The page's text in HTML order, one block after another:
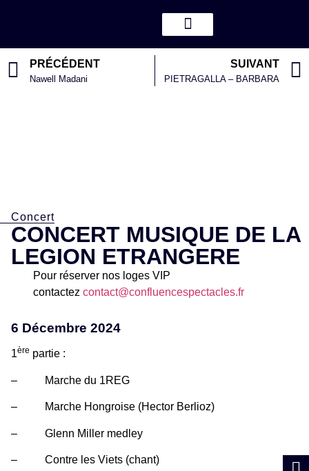
PRÉCÉDENT
Nawell Madani
SUIVANT
PIETRAGALLA – BARBARA
Concert
CONCERT MUSIQUE DE LA
LEGION ETRANGERE
Pour réserver nos loges VIP
contactez contact@confluencespectacles.fr
6 Décembre 2024
1ère partie :
– Marche du 1REG
– Marche Hongroise (Hector Berlioz)
– Glenn Miller medley
– Contre les Viets (chant)